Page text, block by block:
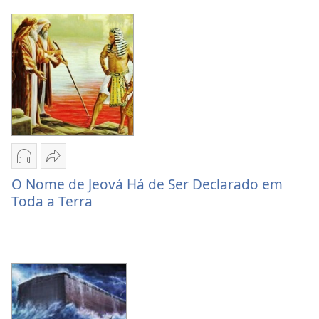
Marcados
para
a
Sobrevivência
Opções
de
download
Nome
de
Jeová
Compartilhar
O
Nome
de
Ser
Declarado
O Nome de Jeová Há de Ser Declarado em
Toda a Terra